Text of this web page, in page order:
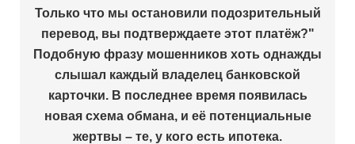
Только что мы остановили подозрительный
перевод, вы подтверждаете этот платёж?"
Подобную фразу мошенников хоть однажды
слышал каждый владелец банковской
карточки. В последнее время появилась
новая схема обмана, и её потенциальные
жертвы – те, у кого есть ипотека.